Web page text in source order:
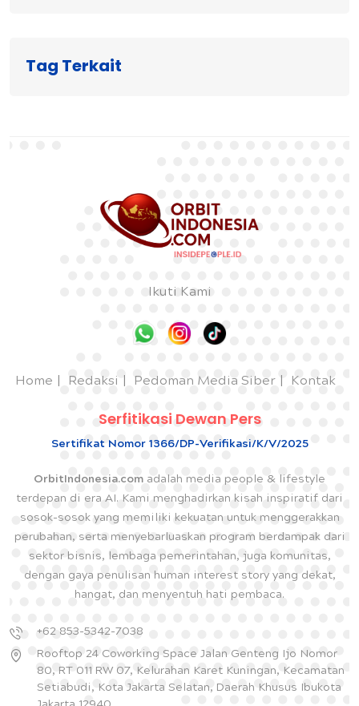
Tag Terkait
Ikuti Kami
Home Redaksi Pedoman Media Siber Kontak
Serfitikasi Dewan Pers
Sertifikat Nomor 1366/DP-Verifikasi/K/V/2025
OrbitIndonesia.com adalah media people & lifestyle
terdepan di era AI. Kami menghadirkan kisah inspiratif dari
sosok-sosok yang memiliki kekuatan untuk menggerakkan
perubahan, serta menyebarluaskan program berdampak dari
sektor bisnis, lembaga pemerintahan, juga komunitas,
dengan gaya penulisan human interest story yang dekat,
hangat, dan menyentuh hati pembaca.
+62 853-5342-7038
Rooftop 24 Coworking Space Jalan Genteng Ijo Nomor
80, RT 011 RW 07, Kelurahan Karet Kuningan, Kecamatan
Setiabudi, Kota Jakarta Selatan, Daerah Khusus Ibukota